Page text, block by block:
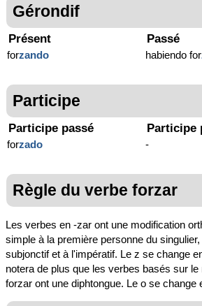
Gérondif
Présent
forzando
Passé
habiendo for
Participe
Participe passé
forzado
Participe
-
Règle du verbe forzar
Les verbes en -zar ont une modification
simple à la première personne du
subjonctif et à l'impératif. Le z se change
notera de plus que les verbes basés sur
forzar ont une diphtongue. Le o se change